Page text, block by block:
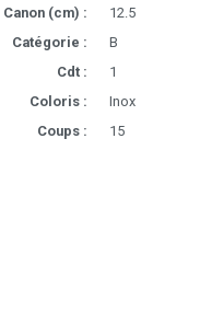
Canon (cm) :
12.5
Catégorie :
B
Cdt :
1
Coloris :
Inox
Coups :
15